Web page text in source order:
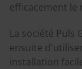
efficacement le
La société Puls
ensuite
installation